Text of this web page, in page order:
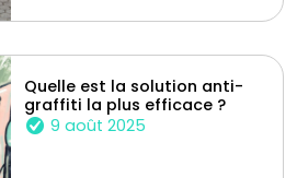
Quelle est la solution anti-
graffiti la plus efficace ?
9 août 2025